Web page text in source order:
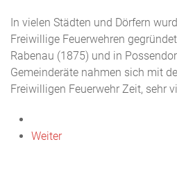
In vielen Städten und Dörfern
Freiwillige Feuerwehren
Rabenau (1875) und in
Gemeinderäte nahmen sich mit
Freiwilligen Feuerwehr Zeit, sehr
Weiter